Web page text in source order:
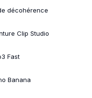
décohérence
Clip Studio
Fast
Banana